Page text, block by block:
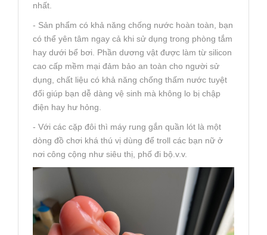
nhất.
- Sản phẩm có khả năng chống nước hoàn toàn, bạn
có thể yên tâm ngay cả khi sử dụng trong phòng tắm
hay dưới bể bơi. Phần dương vật được làm từ silicon
cao cấp mềm mại đảm bảo an toàn cho người sử
dụng, chất liệu có khả năng chống thấm nước tuyệt
đối giúp bạn dễ dàng vệ sinh mà không lo bị chập
điện hay hư hỏng.
- Với các cặp đôi thì máy rung gắn quần lót là một
dòng đồ chơi khá thú vị dùng để troll các bạn nữ ở
nơi công cộng như siêu thị, phố đi bộ.v.v.